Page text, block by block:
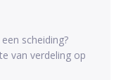
scheiding?
van verdeling op